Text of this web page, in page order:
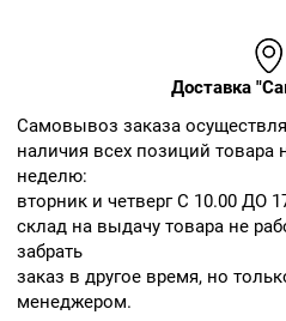
Доставка
Cамовывоз заказа
наличия всех позиций товара
неделю:
вторник и четверг С 10.00 ДО
склад на выдачу товара не
забрать
заказ в другое время, но
менеджером.